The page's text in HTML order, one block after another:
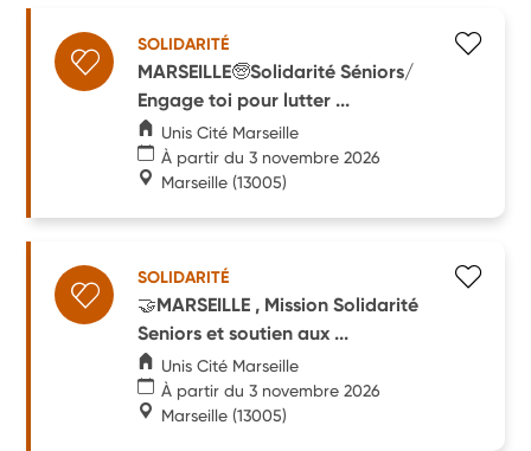
SOLIDARITÉ
MARSEILLE🧓Solidarité Séniors/
Engage toi pour lutter ...
Unis Cité Marseille
À partir du 3 novembre 2026
Marseille (13005)
SOLIDARITÉ
🤝MARSEILLE , Mission Solidarité
Seniors et soutien aux ...
Unis Cité Marseille
À partir du 3 novembre 2026
Marseille (13005)